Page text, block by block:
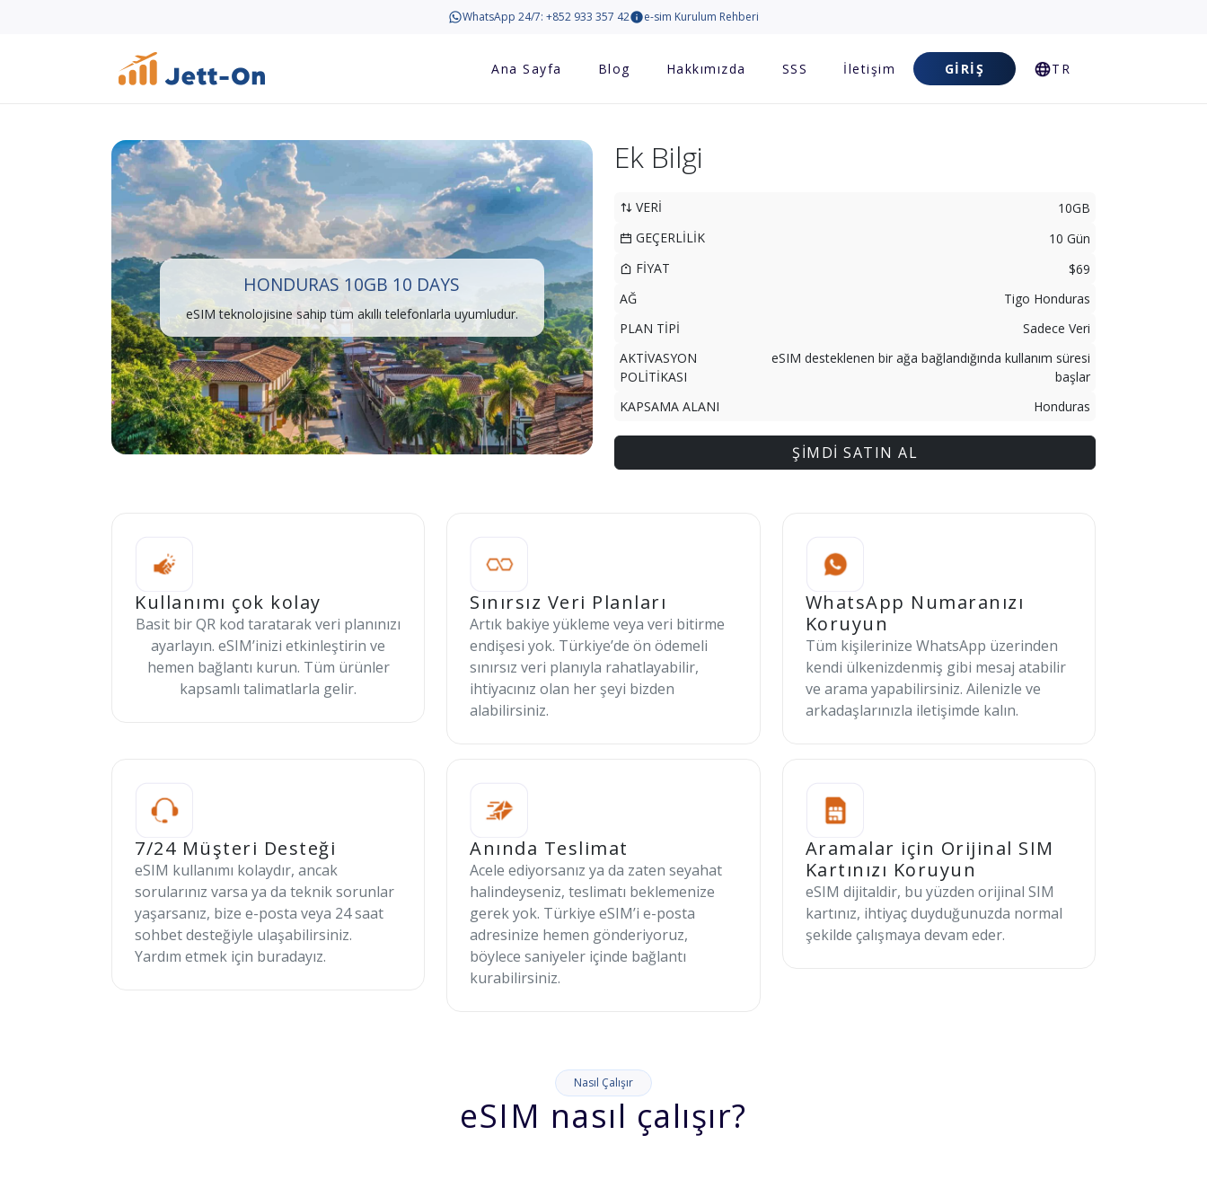
WhatsApp 24/7: +852 933 357 42 e-sim Kurulum Rehberi
Ana Sayfa Blog Hakkımızda SSS İletişim GIRIŞ TR
HONDURAS 10GB 10 DAYS
eSIM teknolojisine sahip tüm akıllı telefonlarla uyumludur.
Ek Bilgi
VERİ
10GB
GEÇERLİLİK
10 Gün
FİYAT
$69
AĞ
Tigo Honduras
PLAN TİPİ
Sadece Veri
AKTİVASYON
POLİTİKASI
eSIM desteklenen bir ağa bağlandığında kullanım süresi
başlar
KAPSAMA ALANI
Honduras
ŞİMDİ SATIN AL
Kullanımı çok kolay
Basit bir QR kod taratarak veri planınızı
ayarlayın. eSIM’inizi etkinleştirin ve
hemen bağlantı kurun. Tüm ürünler
kapsamlı talimatlarla gelir.
Sınırsız Veri Planları
Artık bakiye yükleme veya veri bitirme
endişesi yok. Türkiye’de ön ödemeli
sınırsız veri planıyla rahatlayabilir,
ihtiyacınız olan her şeyi bizden
alabilirsiniz.
WhatsApp Numaranızı
Koruyun
Tüm kişilerinize WhatsApp üzerinden
kendi ülkenizdenmiş gibi mesaj atabilir
ve arama yapabilirsiniz. Ailenizle ve
arkadaşlarınızla iletişimde kalın.
7/24 Müşteri Desteği
eSIM kullanımı kolaydır, ancak
sorularınız varsa ya da teknik sorunlar
yaşarsanız, bize e-posta veya 24 saat
sohbet desteğiyle ulaşabilirsiniz.
Yardım etmek için buradayız.
Anında Teslimat
Acele ediyorsanız ya da zaten seyahat
halindeyseniz, teslimatı beklemenize
gerek yok. Türkiye eSIM’i e-posta
adresinize hemen gönderiyoruz,
böylece saniyeler içinde bağlantı
kurabilirsiniz.
Aramalar için Orijinal SIM
Kartınızı Koruyun
eSIM dijitaldir, bu yüzden orijinal SIM
kartınız, ihtiyaç duyduğunuzda normal
şekilde çalışmaya devam eder.
Nasıl Çalışır
eSIM nasıl çalışır?